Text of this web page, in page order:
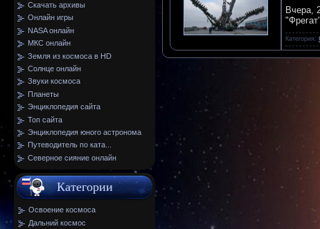
Скачать архивы
Онлайн игры
NASA онлайн
МКС онлайн
Земля из космоса в HD
Солнце онлайн
Звуки космоса
Планеты
Энциклопедия сайта
Топ сайта
Энциклопедия юного астронома
Путеводитель по ката...
Северное сияние онлайн
Категории
Освоение космоса
Дальний космос
Вчера,
Категория: